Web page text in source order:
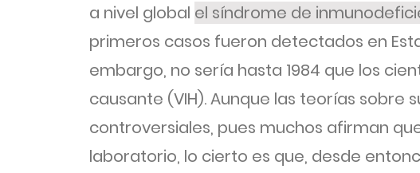
a nivel global el síndrome de
primeros casos fueron detectados en
embargo, no sería hasta 1984 que los
causante (VIH). Aunque las teorías sobre
controversiales, pues muchos afirman
laboratorio, lo cierto es que, desde